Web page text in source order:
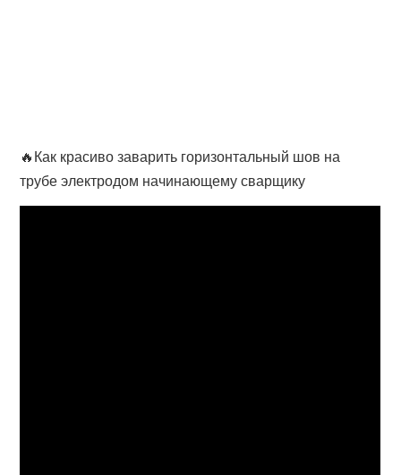
🔥Как красиво заварить горизонтальный шов на
трубе электродом начинающему сварщику